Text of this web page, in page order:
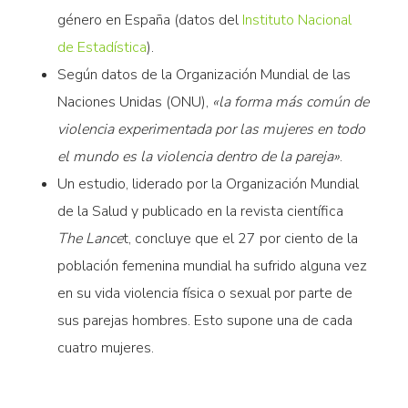
género en España (datos delInstituto Nacional
de Estadística).
Según datos de la Organización Mundial de las
Naciones Unidas (ONU), «la forma más común de
violencia experimentada por las mujeres en todo
el mundo es la violencia dentro de la pareja».
Un estudio, liderado por la Organización Mundial
de la Salud y publicado en la revista científica
The Lancet, concluye que el 27 por ciento de la
población femenina mundial ha sufrido alguna vez
en su vida violencia física o sexual por parte de
sus parejas hombres. Esto supone una de cada
cuatro mujeres.